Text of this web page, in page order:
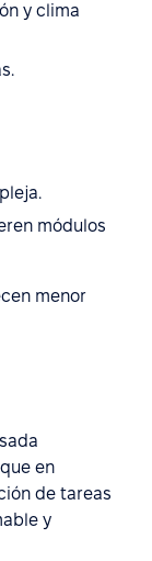
y clima
módulos
menor
en
de tareas
y